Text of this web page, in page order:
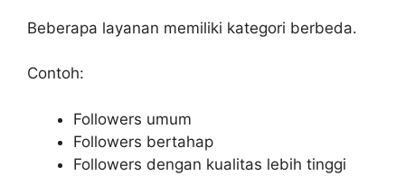
Beberapa layanan memiliki kategori berbeda.
Contoh:
Followers umum
Followers bertahap
Followers dengan kualitas lebih tinggi